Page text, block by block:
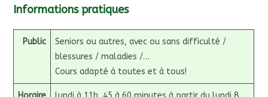
Informations pratiques
Public
Seniors ou autres, avec ou sans difficulté /
blessures / maladies /…
Cours adapté à toutes et à tous!